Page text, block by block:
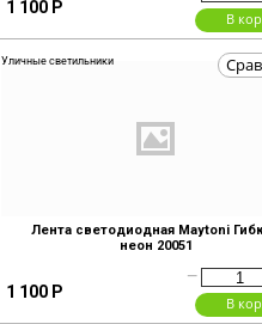
1 100 Р
В
Уличные светильники
Лента светодиодная Maytoni
неон 20051
1 100 Р
−
В